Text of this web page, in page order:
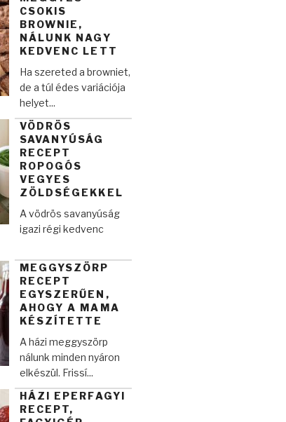
CSOKIS
BROWNIE,
NÁLUNK NAGY
KEDVENC LETT
Ha szereted a browniet,
de a túl édes variációja
helyet...
VÖDRÖS
SAVANYÚSÁG
RECEPT
ROPOGÓS
VEGYES
ZÖLDSÉGEKKEL
A vödrös savanyúság
igazi régi kedvenc
MEGGYSZÖRP
RECEPT
EGYSZERŰEN,
AHOGY A MAMA
KÉSZÍTETTE
A házi meggyszörp
nálunk minden nyáron
elkészül. Frissí...
HÁZI EPERFAGYI
RECEPT,